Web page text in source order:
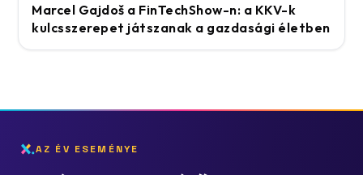
Marcel Gajdoš a FinTechShow-n: a KKV-k
kulcsszerepet játszanak a gazdasági életben
AZ ÉV ESEMÉNYE